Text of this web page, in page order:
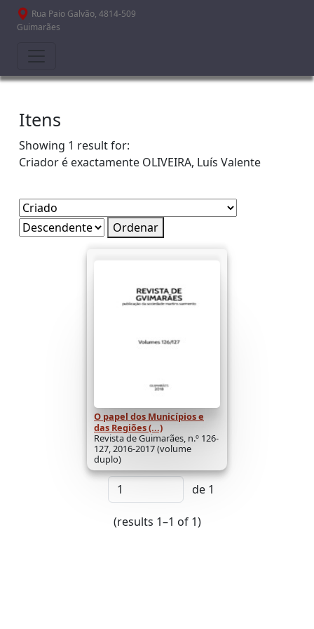
Passar para o conteúdo principal
Rua Paio Galvão, 4814-509
Guimarães
Itens
Showing 1 result for:
Criador é exactamente OLIVEIRA, Luís Valente
Ordenar
O papel dos Municípios e
das Regiões (...)
Revista de Guimarães, n.º 126-
127, 2016-2017 (volume
duplo)
de 1
(results 1–1 of 1)